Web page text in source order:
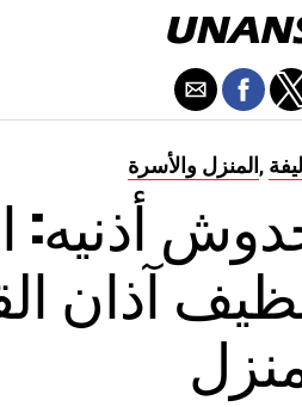
المنزل والأسرة ,
أذنيه:
آذان